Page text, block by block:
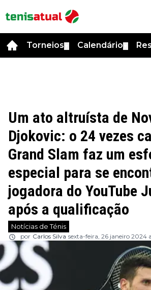
Torneios Calendário
Um ato altruísta de
Djokovic: o 24 vezes
Grand Slam faz um
especial para se
jogadora do YouTube
após a qualificação
Notícias de Ténis
por Carlos Silva sexta-feira, 26 janeiro 2024